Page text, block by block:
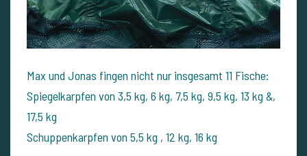
Max und Jonas fingen nicht nur insgesamt 11 Fische:
Spiegelkarpfen von 3,5 kg, 6 kg, 7,5 kg, 9,5 kg, 13 kg &,
17,5 kg
Schuppenkarpfen von 5,5 kg , 12 kg, 16 kg